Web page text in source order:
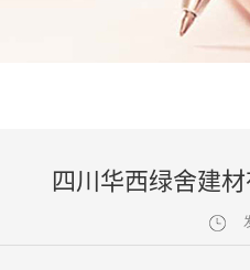
四川华西绿舍建